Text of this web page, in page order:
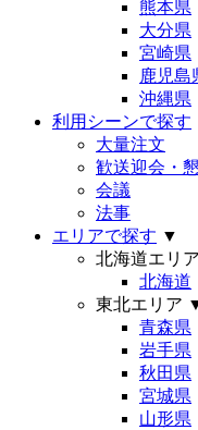
熊本県
大分県
宮崎県
鹿児島
沖縄県
利用シーンで探す
大量注文
歓送迎会・
会議
法事
エリアで探す ▼
北海道エリア
北海道
東北エリア
青森県
岩手県
秋田県
宮城県
山形県